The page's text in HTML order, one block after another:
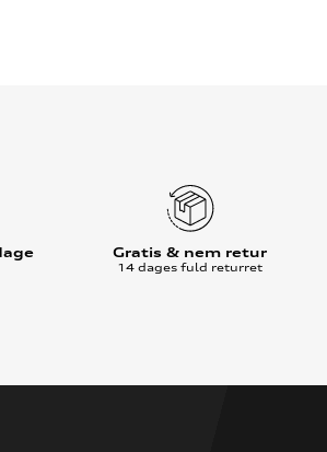
Gratis & nem retur
14 dages fuld returret